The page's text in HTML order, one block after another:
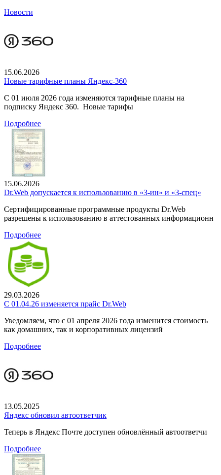
Новости
15.06.2026
Новые тарифные планы Яндекс-360
С 01 июля 2026 года изменяются тарифные планы на
подписку Яндекс 360. Новые тарифы
Подробнее
15.06.2026
Dr.Web допускается к использованию в «3-ин» и «3-спец»
Сертифицированные программные продукты Dr.Web
разрешены к использованию в аттестованных информационн
Подробнее
29.03.2026
С 01.04.26 изменяется прайс Dr.Web
Уведомляем, что с 01 апреля 2026 года изменится стоимость
как домашних, так и корпоративных лицензий
Подробнее
13.05.2025
Яндекс обновил автоответчик
Теперь в Яндекс Почте доступен обновлённый автоответчи
Подробнее